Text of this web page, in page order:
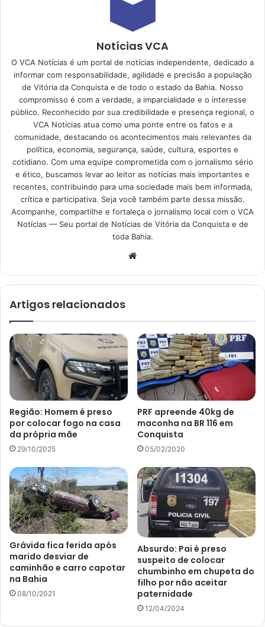
Notícias VCA
O VCA Notícias é um portal de notícias independente, dedicado a
informar com responsabilidade, agilidade e precisão a população
de Vitória da Conquista e de todo o estado da Bahia. Nosso
compromisso é com a verdade, a imparcialidade e o interesse
público. Reconhecido por sua credibilidade e presença regional, o
VCA Notícias atua como uma ponte entre os fatos e a
comunidade, destacando os acontecimentos mais relevantes da
política, economia, segurança, saúde, cultura, esportes e
cotidiano. Com uma equipe comprometida com o jornalismo sério
e ético, buscamos levar ao leitor as notícias mais importantes e
recentes, contribuindo para uma sociedade mais bem informada,
crítica e participativa. Seja você também parte dessa missão.
Acompanhe, compartilhe e fortaleça o jornalismo local com o VCA
Notícias — Seu portal de Notícias de Vitória da Conquista e de
toda Bahia.
Artigos relacionados
Região: Homem é preso
por colocar fogo na casa
da própria mãe
29/10/2025
PRF apreende 40kg de
maconha na BR 116 em
Conquista
05/02/2020
Grávida fica ferida após
marido desviar de
caminhão e carro capotar
na Bahia
08/10/2021
Absurdo: Pai é preso
suspeito de colocar
chumbinho em chupeta do
filho por não aceitar
paternidade
12/04/2024